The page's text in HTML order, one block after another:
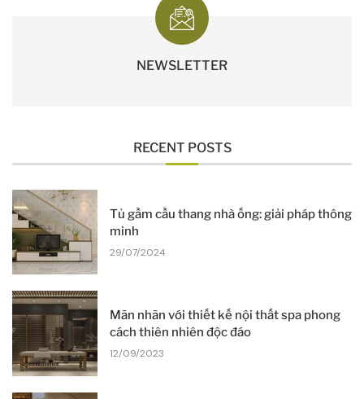
NEWSLETTER
RECENT POSTS
Tủ gầm cầu thang nhà ống: giải pháp thông
minh
29/07/2024
Mãn nhãn với thiết kế nội thất spa phong
cách thiên nhiên độc đáo
12/09/2023